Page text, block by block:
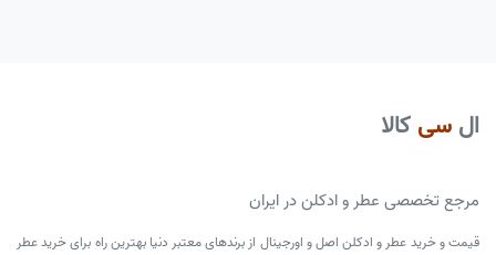
ال سی کالا
مرجع تخصصی عطر و ادکلن در ایران
قیمت و خرید عطر و ادکلن اصل و اورجینال از برندهای معتبر دنیا بهترین راه برای خرید عطر